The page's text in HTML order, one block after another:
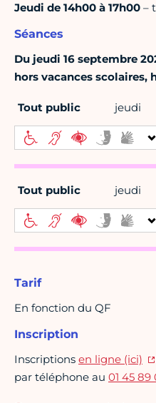
Jeudi de 14h00 à 17h00 –
Séances
Du jeudi 16 septembre
hors vacances scolaires,
Tout public jeudi
Tout public jeudi
Tarif
En fonction du QF
Inscription
Inscriptions en ligne (ici)
par téléphone au 01 45 89